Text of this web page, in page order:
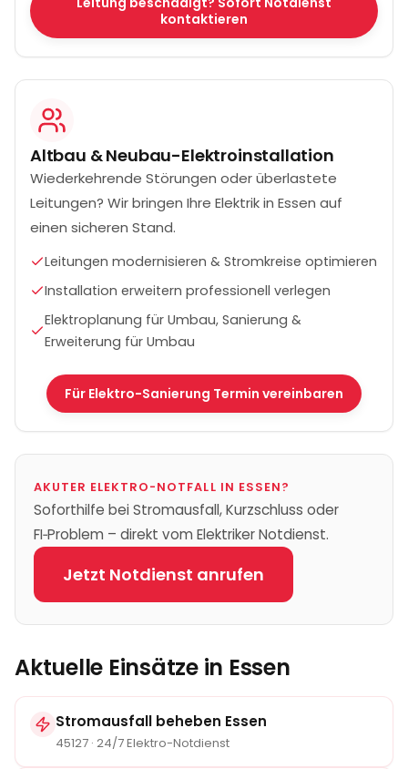
kontaktieren
Altbau & Neubau-Elektroinstallation
Wiederkehrende Störungen oder überlastete
Leitungen? Wir bringen Ihre Elektrik in Essen auf
einen sicheren Stand.
Leitungen modernisieren & Stromkreise optimieren
Installation erweitern professionell verlegen
Elektroplanung für Umbau, Sanierung &
Erweiterung für Umbau
Für Elektro-Sanierung Termin vereinbaren
AKUTER ELEKTRO-NOTFALL IN ESSEN?
Soforthilfe bei Stromausfall, Kurzschluss oder
FI‑Problem – direkt vom Elektriker Notdienst.
Jetzt Notdienst anrufen
Aktuelle Einsätze in Essen
Stromausfall beheben Essen
45127 · 24/7 Elektro-Notdienst